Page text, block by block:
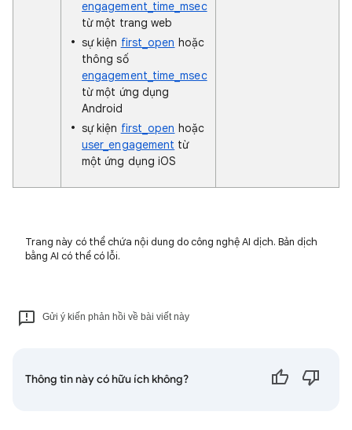
engagement_time_msec
từ một trang web
sự kiện first_open hoặc
thông số
engagement_time_msec
từ một ứng dụng
Android
sự kiện first_open hoặc
user_engagement từ
một ứng dụng iOS
Trang này có thể chứa nội dung do công nghệ AI dịch. Bản dịch
bằng AI có thể có lỗi.
Gửi ý kiến phản hồi về bài viết này
Thông tin này có hữu ích không?